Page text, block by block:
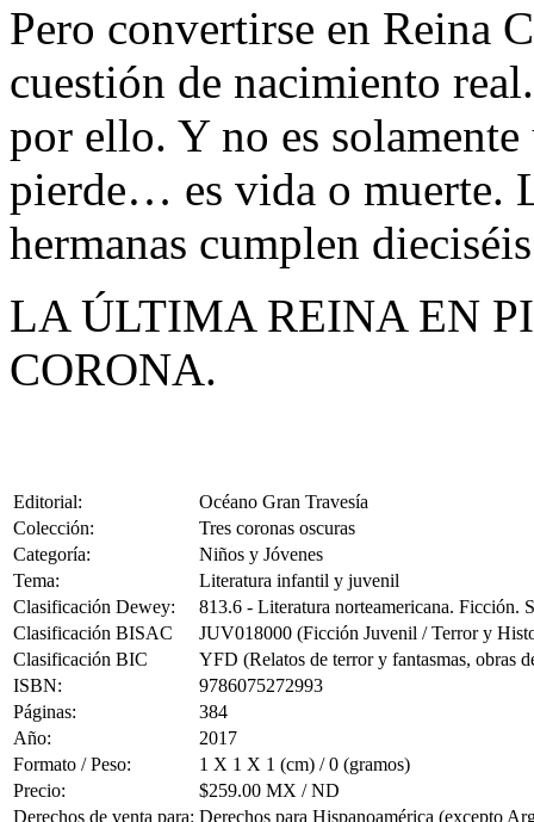
Pero convertirse en Reina
cuestión de nacimiento
por ello. Y no es
pierde… es vida o muerte.
hermanas cumplen
LA ÚLTIMA REINA EN
CORONA.
Editorial:
Océano Gran Travesía
Colección:
Tres coronas oscuras
Categoría:
Niños y Jóvenes
Tema:
Literatura infantil y juvenil
Clasificación Dewey:
813.6 - Literatura norteamericana. Ficción.
Clasificación BISAC
JUV018000 (Ficción Juvenil / Terror y
Clasificación BIC
YFD (Relatos de terror y fantasmas, obras
ISBN:
9786075272993
Páginas:
384
Año:
2017
Formato / Peso:
1 X 1 X 1 (cm) / 0 (gramos)
Precio:
$259.00 MX / ND
Derechos de venta para: Derechos para Hispanoamérica (excepto